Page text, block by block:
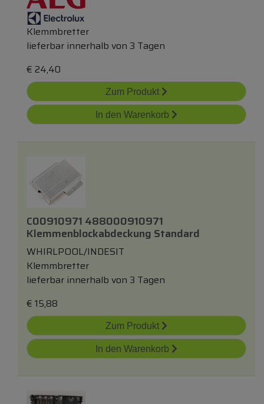
Klemmbretter
lieferbar innerhalb von 3 Tagen
€ 24,40
Zum Produkt
In den Warenkorb
C00910971 488000910971
Klemmenblockabdeckung Standard
WHIRLPOOL/INDESIT
Klemmbretter
lieferbar innerhalb von 3 Tagen
€ 15,88
Zum Produkt
In den Warenkorb